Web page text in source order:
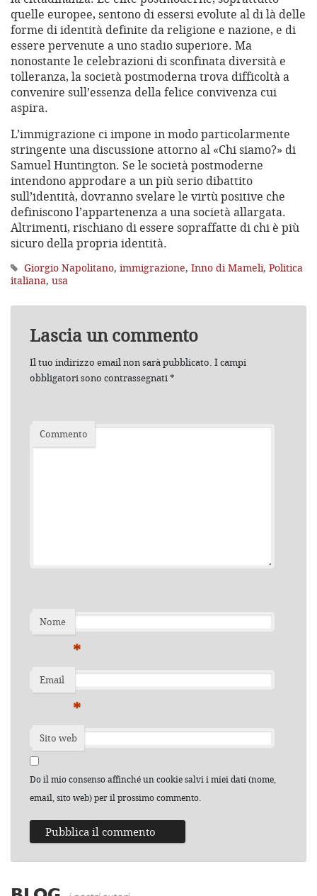
quelle europee, sentono di essersi evolute al di là delle
forme di identità definite da religione e nazione, e di
essere pervenute a uno stadio superiore. Ma
nonostante le celebrazioni di sconfinata diversità e
tolleranza, la società postmoderna trova difficoltà a
convenire sull’essenza della felice convivenza cui
aspira.
L’immigrazione ci impone in modo particolarmente
stringente una discussione attorno al «Chi siamo?» di
Samuel Huntington. Se le società postmoderne
intendono approdare a un più serio dibattito
sull’identità, dovranno svelare le virtù positive che
definiscono l’appartenenza a una società allargata.
Altrimenti, rischiano di essere sopraffatte di chi è più
sicuro della propria identità.
Giorgio Napolitano, immigrazione, Inno di Mameli, Politica
italiana, usa
Lascia un commento
Il tuo indirizzo email non sarà pubblicato. I campi
obbligatori sono contrassegnati*
Commento
Nome
*
Email
*
Sito web
Do il mio consenso affinché un cookie salvi i miei dati (nome,
email, sito web) per il prossimo commento.